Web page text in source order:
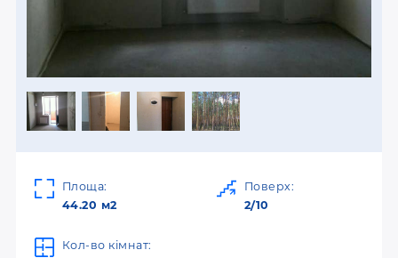
Площа:
44.20 м2
Поверх:
2/10
Кол-во кімнат: